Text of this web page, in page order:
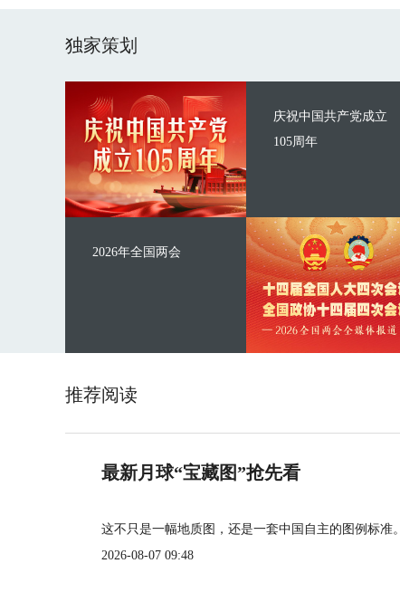
独家策划
庆祝中国共产党成立
105周年
2026年全国两会
推荐阅读
最新月球“宝藏图”抢先看
这不只是一幅地质图，还是一套中国自主的图例标准。
2026-08-07 09:48